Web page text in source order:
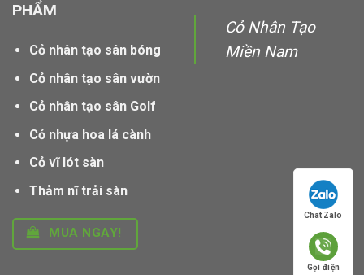
PHẨM
Cỏ nhân tạo sân bóng
Cỏ nhân tạo sân vườn
Cỏ nhân tạo sân Golf
Cỏ nhựa hoa lá cành
Cỏ vĩ lót sàn
Thảm nĩ trải sàn
MUA NGAY!
Cỏ Nhân Tạo
Miền Nam
Chat Zalo
Gọi điện